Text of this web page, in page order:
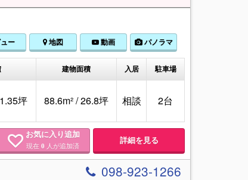
ー 地図 動画 パノラマ
建物面積 入居 駐車場
坪 88.6m² / 26.8坪 相談 2台
お気に入り追加
現在0 人が追加済 詳細を見る
098-923-1266